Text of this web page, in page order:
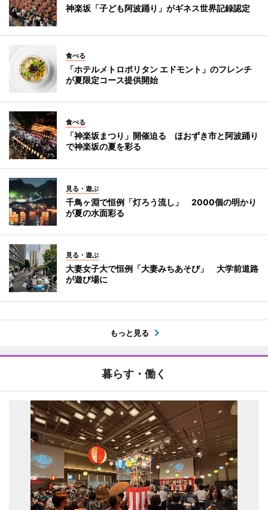
神楽坂「子ども阿波踊り」がギネス世界記録認定
食べる
「ホテルメトロポリタン エドモント」のフレンチ
が夏限定コース提供開始
食べる
「神楽坂まつり」開催迫る ほおずき市と阿波踊り
で神楽坂の夏を彩る
見る・遊ぶ
千鳥ヶ淵で恒例「灯ろう流し」 2000個の明かり
が夏の水面彩る
見る・遊ぶ
大妻女子大で恒例「大妻みちあそび」 大学前道路
が遊び場に
もっと見る
暮らす・働く